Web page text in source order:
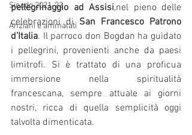
Sinodo 2021-23
Anziani e ammalati
pellegrinaggio ad Assisi,nel pieno delle
celebrazioni di San Francesco Patrono
d’Italia. Il parroco don Bogdan ha guidato
i pellegrini, provenienti anche da paesi
limitrofi. Si è trattato di una proficua
immersione nella spiritualità
francescana, sempre attuale ai giorni
nostri, ricca di quella semplicità oggi
talvolta dimenticata.